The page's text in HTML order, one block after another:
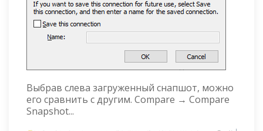
Выбрав слева загруженный снапшот, можно
его сравнить с другим. Compare → Compare
Snapshot...